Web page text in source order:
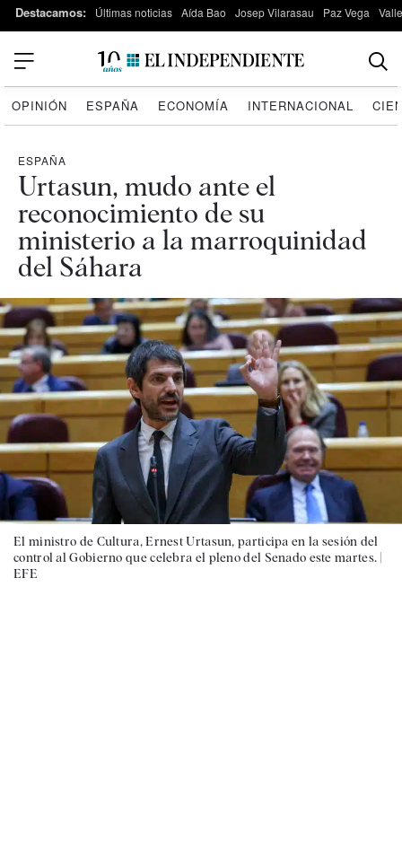
Destacamos: Últimas noticias Aída Bao Josep Vilarasau Paz Vega
OPINIÓN ESPAÑA ECONOMÍA INTERNACIONAL
ESPAÑA
Urtasun, mudo ante el
reconocimiento de su
ministerio a la marroquinidad
del Sáhara
El ministro de Cultura, Ernest Urtasun, participa en la sesión del
control al Gobierno que celebra el pleno del Senado este martes. |
EFE